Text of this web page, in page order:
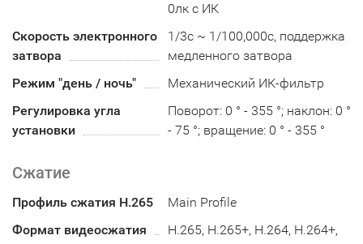
0лк с ИК
Скорость электронного
затвора
1/3с ~ 1/100,000с, поддержка
медленного затвора
Режим "день / ночь"
Механический ИК-фильтр
Регулировка угла
установки
Поворот: 0 ° - 355 °; наклон: 0 °
- 75 °; вращение: 0 ° - 355 °
Сжатие
Профиль сжатия H.265
Main Profile
Формат видеосжатия
H.265, H.265+, H.264, H.264+,